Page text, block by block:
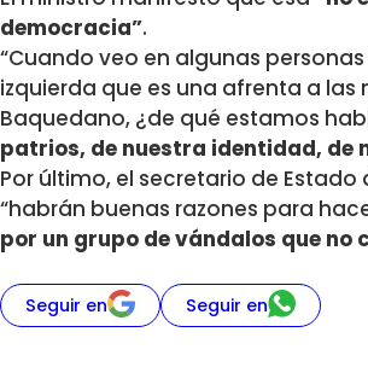
democracia”.
“Cuando veo en algunas
izquierda que es una afrenta a
Baquedano, ¿de qué estamos
patrios, de nuestra identidad, de
Por último, el secretario de
“habrán buenas razones para
por un grupo de vándalos que no
Seguir en Seguir en